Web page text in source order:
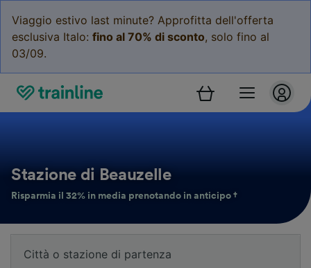
Viaggio estivo last minute? Approfitta dell'offerta
esclusiva Italo: fino al 70% di sconto, solo fino al
03/09.
Stazione di Beauzelle
Risparmia il 32% in media prenotando in anticipo †